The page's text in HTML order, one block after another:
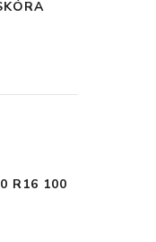
R16 100